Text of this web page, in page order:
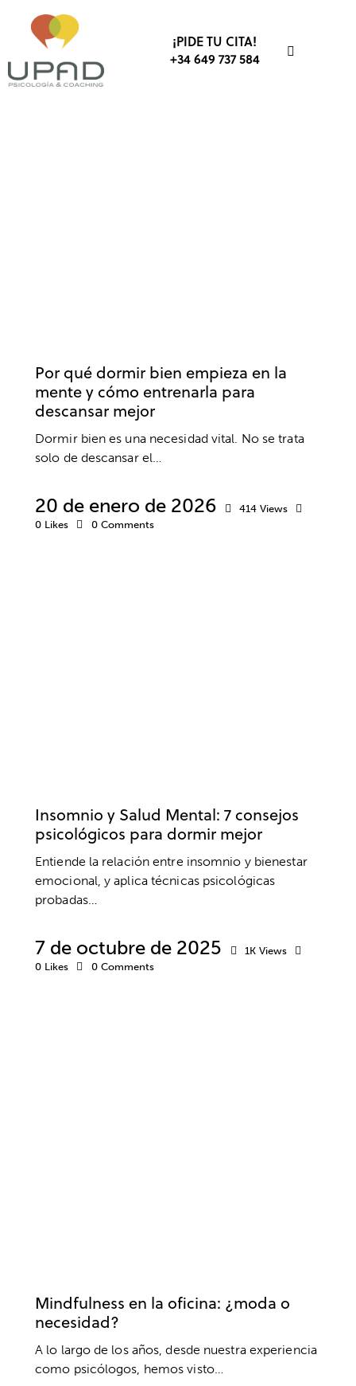
¡PIDE TU CITA!
+34 649 737 584
Por qué dormir bien empieza en la
mente y cómo entrenarla para
descansar mejor
Dormir bien es una necesidad vital. No se trata
solo de descansar el…
20 de enero de 2026 414 Views
0 Likes 0 Comments
Insomnio y Salud Mental: 7 consejos
psicológicos para dormir mejor
Entiende la relación entre insomnio y bienestar
emocional, y aplica técnicas psicológicas
probadas…
7 de octubre de 2025 1K Views
0 Likes 0 Comments
Mindfulness en la oficina: ¿moda o
necesidad?
A lo largo de los años, desde nuestra experiencia
como psicólogos, hemos visto…